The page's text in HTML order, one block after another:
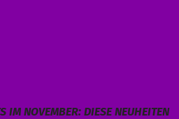
IM NOVEMBER: DIESE NEUHEITEN